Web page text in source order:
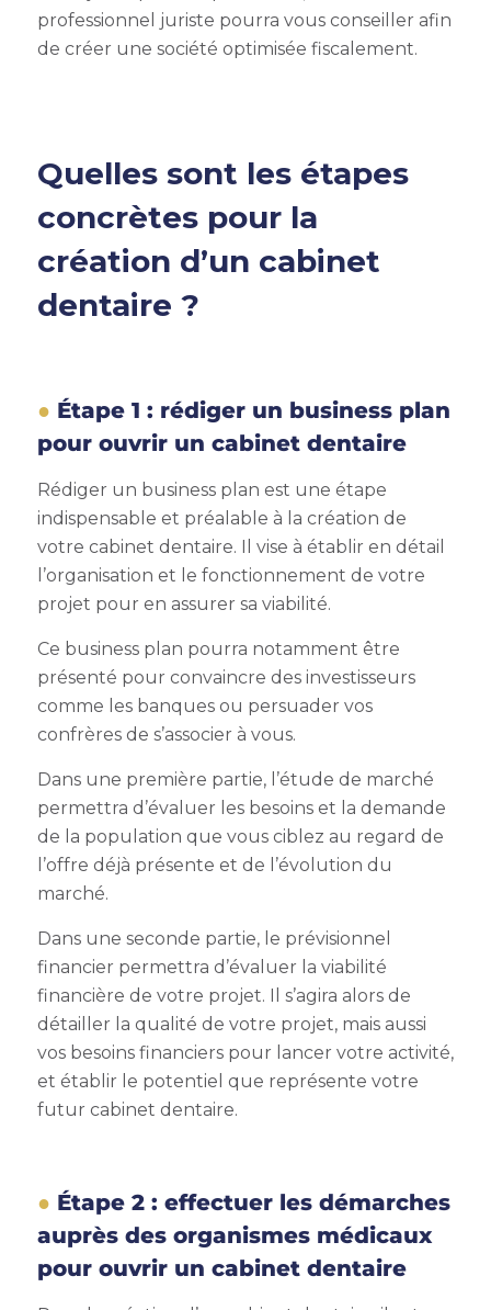
professionnel juriste pourra vous conseiller afin
de créer une société optimisée fiscalement.
Quelles sont les étapes
concrètes pour la
création d’un cabinet
dentaire ?
Étape 1 : rédiger un business plan
pour ouvrir un cabinet dentaire
Rédiger un business plan est une étape
indispensable et préalable à la création de
votre cabinet dentaire. Il vise à établir en détail
l’organisation et le fonctionnement de votre
projet pour en assurer sa viabilité.
Ce business plan pourra notamment être
présenté pour convaincre des investisseurs
comme les banques ou persuader vos
confrères de s’associer à vous.
Dans une première partie, l’étude de marché
permettra d’évaluer les besoins et la demande
de la population que vous ciblez au regard de
l’offre déjà présente et de l’évolution du
marché.
Dans une seconde partie, le prévisionnel
financier permettra d’évaluer la viabilité
financière de votre projet. Il s’agira alors de
détailler la qualité de votre projet, mais aussi
vos besoins financiers pour lancer votre activité,
et établir le potentiel que représente votre
futur cabinet dentaire.
Étape 2 : effectuer les démarches
auprès des organismes médicaux
pour ouvrir un cabinet dentaire